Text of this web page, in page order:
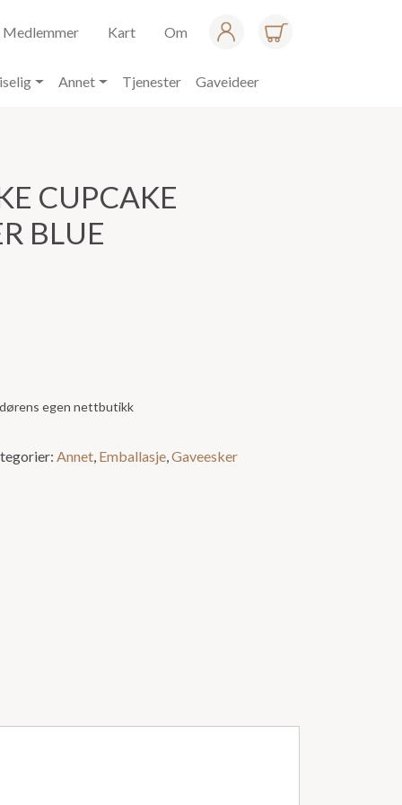
Medlemmer Kart Om
Annet Tjenester Gaveideer
CUPCAKE
BLUE
egen nettbutikk
Annet, Emballasje,Gaveesker